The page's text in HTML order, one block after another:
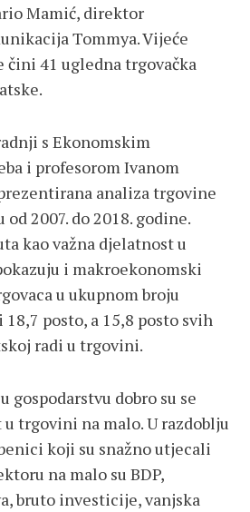
Mamić, direktor
Tommya. Vijeće
čini 41 ugledna trgovačka
s Ekonomskim
i profesorom Ivanom
analiza trgovine
2007. do 2018. godine.
kao važna djelatnost u
i makroekonomski
u ukupnom broju
posto, a 15,8 posto svih
radi u trgovini.
gospodarstvu dobro su se
trgovini na malo. U razdoblju
koji su snažno utjecali
na malo su BDP,
bruto investicije, vanjska